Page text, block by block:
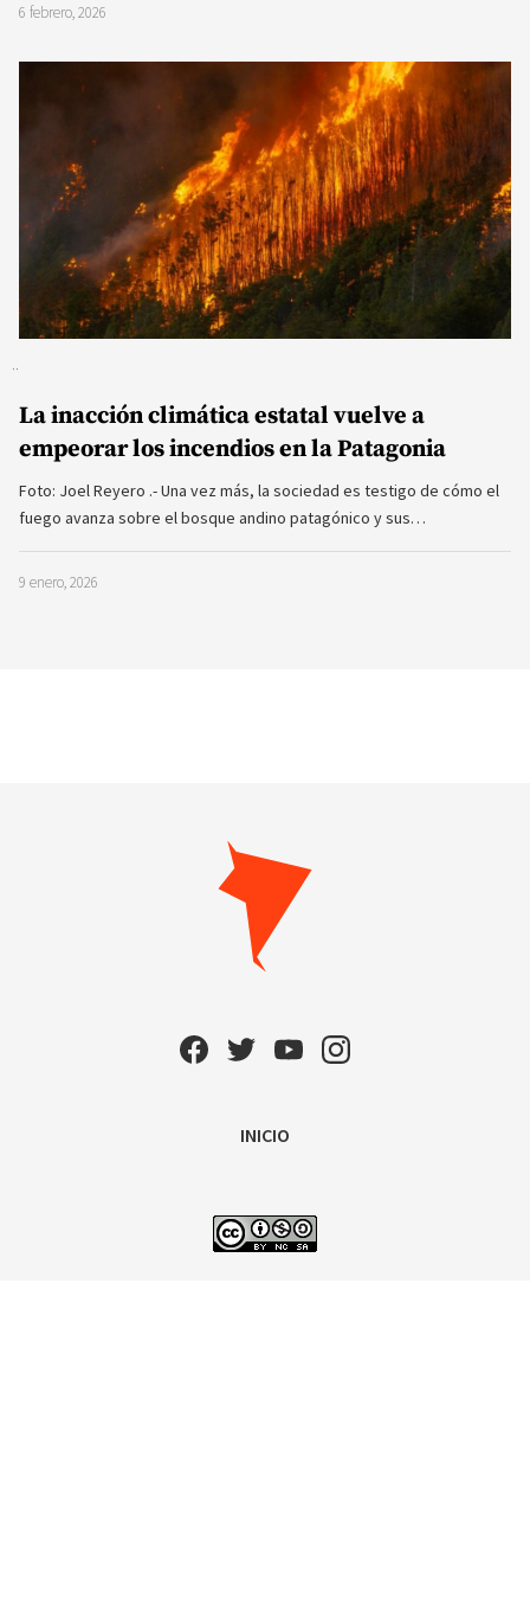
6 febrero, 2026
La inacción climática estatal vuelve a
empeorar los incendios en la Patagonia
Foto: Joel Reyero .- Una vez más, la sociedad es testigo de cómo el
fuego avanza sobre el bosque andino patagónico y sus…
9 enero, 2026
INICIO